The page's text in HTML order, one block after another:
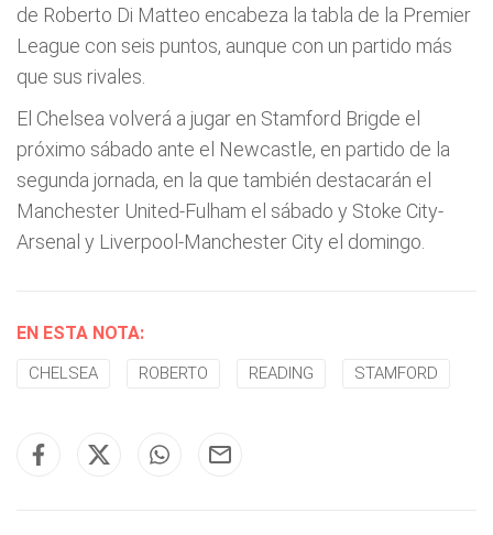
de Roberto Di Matteo encabeza la tabla de la Premier
League con seis puntos, aunque con un partido más
que sus rivales.
El Chelsea volverá a jugar en Stamford Brigde el
próximo sábado ante el Newcastle, en partido de la
segunda jornada, en la que también destacarán el
Manchester United-Fulham el sábado y Stoke City-
Arsenal y Liverpool-Manchester City el domingo.
EN ESTA NOTA:
CHELSEA ROBERTO READING STAMFORD